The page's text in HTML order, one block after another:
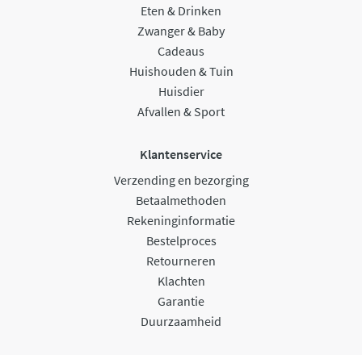
Eten & Drinken
Zwanger & Baby
Cadeaus
Huishouden & Tuin
Huisdier
Afvallen & Sport
Klantenservice
Verzending en bezorging
Betaalmethoden
Rekeninginformatie
Bestelproces
Retourneren
Klachten
Garantie
Duurzaamheid